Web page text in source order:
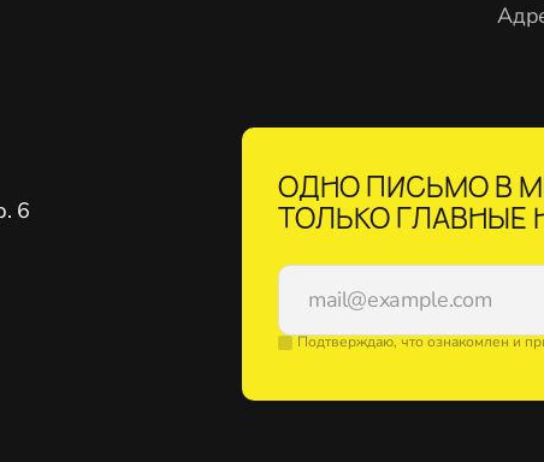
6
ОДНО ПИСЬМО В
ТОЛЬКО ГЛАВНЫЕ
Подтверждаю, что ознакомлен и